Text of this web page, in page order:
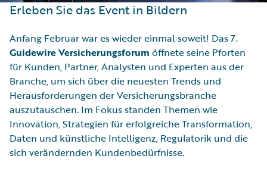
Erleben Sie das Event in Bildern
Anfang Februar war es wieder einmal soweit! Das 7.
Guidewire Versicherungsforum öffnete seine Pforten
für Kunden, Partner, Analysten und Experten aus der
Branche, um sich über die neuesten Trends und
Herausforderungen der Versicherungsbranche
auszutauschen. Im Fokus standen Themen wie
Innovation, Strategien für erfolgreiche Transformation,
Daten und künstliche Intelligenz, Regulatorik und die
sich verändernden Kundenbedürfnisse.